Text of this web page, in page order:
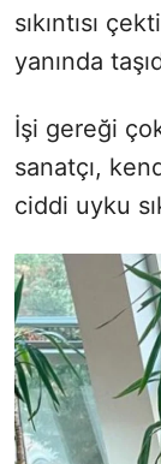
sıkıntısı
yanında
İşi gereği
sanatçı,
ciddi uyku